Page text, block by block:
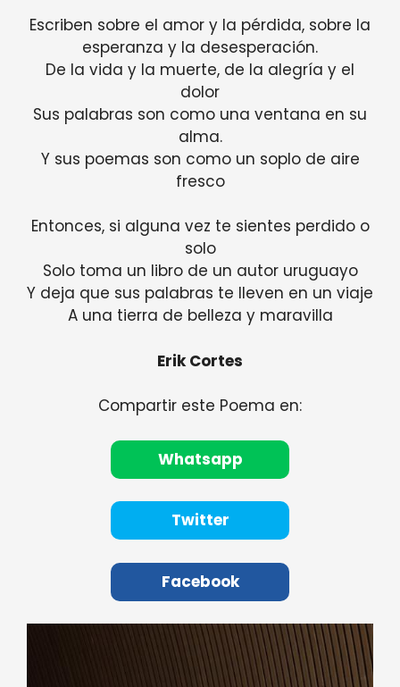
Escriben sobre el amor y la pérdida, sobre la
esperanza y la desesperación.
De la vida y la muerte, de la alegría y el
dolor
Sus palabras son como una ventana en su
alma.
Y sus poemas son como un soplo de aire
fresco
Entonces, si alguna vez te sientes perdido o
solo
Solo toma un libro de un autor uruguayo
Y deja que sus palabras te lleven en un viaje
A una tierra de belleza y maravilla
Erik Cortes
Compartir este Poema en:
Whatsapp
Twitter
Facebook